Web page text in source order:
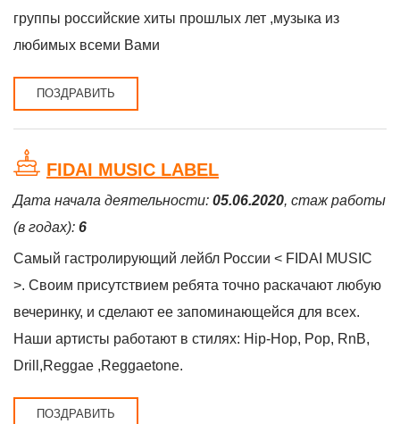
группы российские хиты прошлых лет ,музыка из
любимых всеми Вами
ПОЗДРАВИТЬ
FIDAI MUSIC LABEL
Дата начала деятельности: 05.06.2020, стаж работы
(в годах): 6
Самый гастролирующий лейбл России < FIDAI MUSIC
>. Своим присутствием ребята точно раскачают любую
вечеринку, и сделают ее запоминающейся для всех.
Наши артисты работают в стилях: Hip-Hop, Pop, RnB,
Drill,Reggae ,Reggaetone.
ПОЗДРАВИТЬ